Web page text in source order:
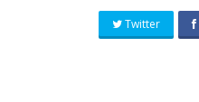
Twitter